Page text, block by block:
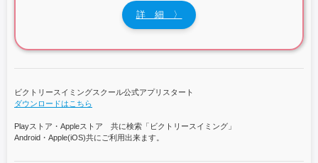
詳 細 〉
ビクトリースイミングスクール公式アプリスタート
ダウンロードはこちら
Playストア・Appleストア 共に検索「ビクトリースイミング」
Android・Apple(iOS)共にご利用出来ます。